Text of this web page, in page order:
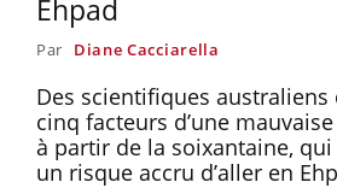
Ehpad
Par Diane Cacciarella
Des scientifiques
cinq facteurs d’une
à partir de la soixantaine,
un risque accru d’aller en